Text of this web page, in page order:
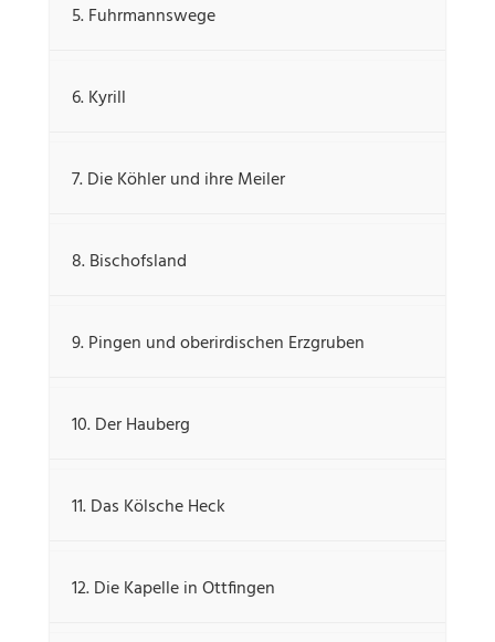
5. Fuhrmannswege
6. Kyrill
7. Die Köhler und ihre Meiler
8. Bischofsland
9. Pingen und oberirdischen Erzgruben
10. Der Hauberg
11. Das Kölsche Heck
12. Die Kapelle in Ottfingen